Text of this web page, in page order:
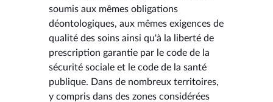
soumis aux mêmes obligations
déontologiques, aux mêmes exigences de
qualité des soins ainsi qu'à la liberté de
prescription garantie par le code de la
sécurité sociale et le code de la santé
publique. Dans de nombreux territoires,
y compris dans des zones considérées